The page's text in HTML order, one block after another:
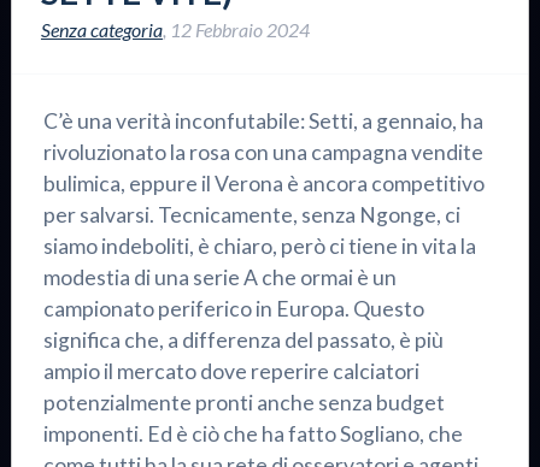
Senza categoria, 12 Febbraio 2024
C’è una verità inconfutabile: Setti, a gennaio, ha
rivoluzionato la rosa con una campagna vendite
bulimica, eppure il Verona è ancora competitivo
per salvarsi. Tecnicamente, senza Ngonge, ci
siamo indeboliti, è chiaro, però ci tiene in vita la
modestia di una serie A che ormai è un
campionato periferico in Europa. Questo
significa che, a differenza del passato, è più
ampio il mercato dove reperire calciatori
potenzialmente pronti anche senza budget
imponenti. Ed è ciò che ha fatto Sogliano, che